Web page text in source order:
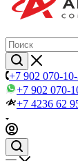
+7 902 070-
+7 902 070-
+7 4236 62